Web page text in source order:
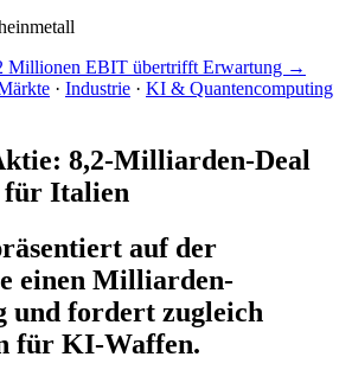
Millionen EBIT übertrifft Erwartung →
· Industrie · KI & Quantencomputing
8,2-Milliarden-Deal
für Italien
auf der
einen Milliarden-
und fordert zugleich
für KI-Waffen.